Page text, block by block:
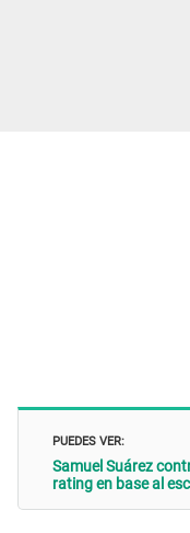
PUEDES VER:
Samuel Suárez
rating en base al